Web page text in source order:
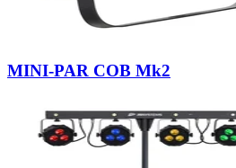
MINI-PAR COB Mk2